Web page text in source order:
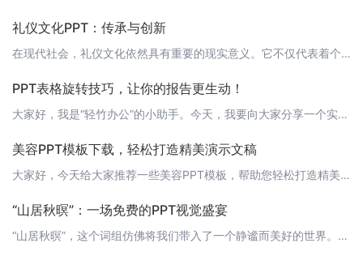
礼仪文化PPT：传承与创新
在现代社会，礼仪文化依然具有重要的现实意义。它不仅代表着个人素养，更体现出国家与文化软实力。今天，我们用“轻竹办公”这款AI技术自动生成PPT的软件，来探讨礼仪文化的传承与创新。 1. 礼仪文化的定义与内涵- 礼仪是人们在社交活动中遵循的行为规范和准则。- 文化是民族的精神支柱，礼仪文化是民族文化的重要组成部分。![礼仪文化内涵](https://www.qzoffice.com/images/c
PPT表格旋转技巧，让你的报告更生动！
大家好，我是“轻竹办公”的小助手。今天，我要向大家分享一个实用又有趣的PPT技巧——表格旋转。让你的报告更具动感，更吸引观众！ 1. 普通表格旋转首先，我们需要在PPT中插入一个表格。选中表格后，点击“格式”菜单中的“旋转”，即可看到“旋转”选项。点击后，表格即可自动旋转。你可以根据需要调整旋转的角度，让表格呈现不同的视觉效果。![普通表格旋转](https://www.qzoffice.com/
美容PPT模板下载，轻松打造精美演示文稿
大家好，今天给大家推荐一些美容PPT模板，帮助您轻松打造精美的演示文稿。现在，有了轻竹办公这款AI技术自动生成PPT的软件，制作PPT变得更为简单和高效。下面，我们就来一起看看这些精美的美容PPT模板吧！ 1. 美容护肤PPT模板这款美容护肤PPT模板以浅色系为主，搭配精美的图标和图片，展现出清新自然的美感。模板中包含了我鸺鹠、美容护肤、养颜秘籍等板块，非常适合用于美容护肤产品的介绍和分享。 2.
“山居秋暝”：一场免费的PPT视觉盛宴
“山居秋暝”，这个词组仿佛将我们带入了一个静谧而美好的世界。在这里，我们可以欣赏到秋天山间的景色，感受到那份宁静与祥和。而今天，我要为大家带来一场免费的PPT视觉盛宴，让大家在办公之余，也能感受到这份美好。 1. 美景如画，尽在眼前首先，我们要为大家呈现的是“山居秋暝”的美景。通过AI技术自动生成的PPT，将秋天山间的景色呈现得栩栩如生。落叶飘零， stream flowing，以及那远处的山峰，